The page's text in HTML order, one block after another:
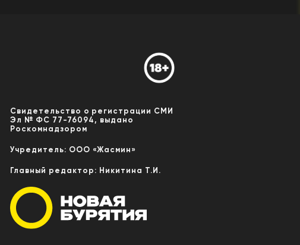
Свидетельство о регистрации СМИ
Эл № ФС 77-76094, выдано
Роскомнадзором
Учредитель: ООО «Жасмин»
Главный редактор: Никитина Т.И.